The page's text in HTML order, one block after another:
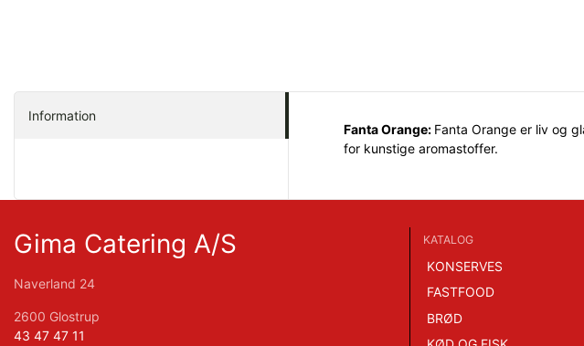
Information
Fanta Orange: Fanta Orange er liv og
for kunstige aromastoffer.
Gima Catering A/S
Naverland 24
2600 Glostrup
43 47 47 11
KATALOG
KONSERVES
FASTFOOD
BRØD